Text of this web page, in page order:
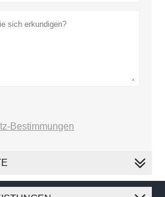
Bestimmungen